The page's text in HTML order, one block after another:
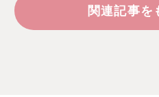
関連記事を